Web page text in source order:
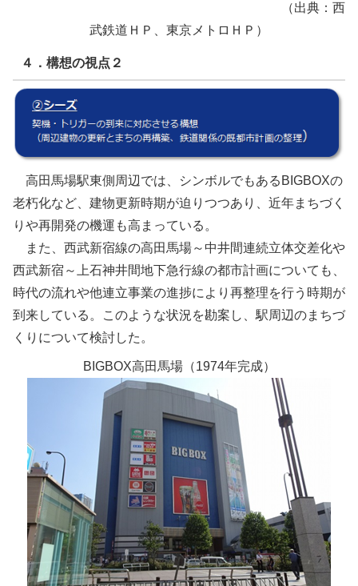
（出典：西
武鉄道ＨＰ、東京メトロＨＰ）
４．構想の視点２
高田馬場駅東側周辺では、シンボルでもあるBIGBOXの
老朽化など、建物更新時期が迫りつつあり、近年まちづく
りや再開発の機運も高まっている。
また、西武新宿線の高田馬場～中井間連続立体交差化や
西武新宿～上石神井間地下急行線の都市計画についても、
時代の流れや他連立事業の進捗により再整理を行う時期が
到来している。このような状況を勘案し、駅周辺のまちづ
くりについて検討した。
BIGBOX高田馬場（1974年完成）